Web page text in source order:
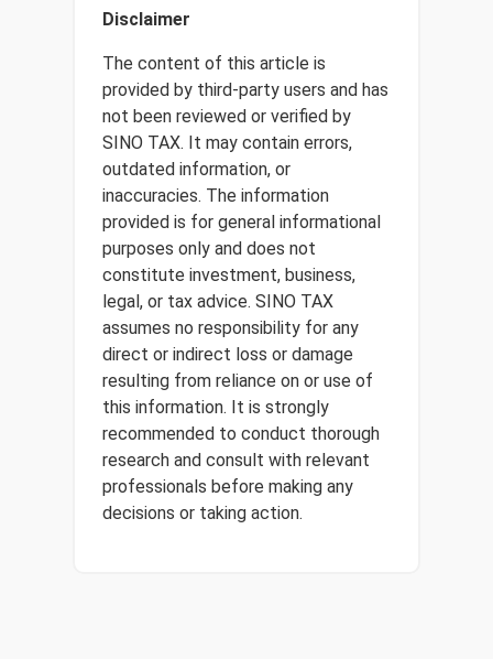
Disclaimer
The content of this article is
provided by third-party users and has
not been reviewed or verified by
SINO TAX. It may contain errors,
outdated information, or
inaccuracies. The information
provided is for general informational
purposes only and does not
constitute investment, business,
legal, or tax advice. SINO TAX
assumes no responsibility for any
direct or indirect loss or damage
resulting from reliance on or use of
this information. It is strongly
recommended to conduct thorough
research and consult with relevant
professionals before making any
decisions or taking action.